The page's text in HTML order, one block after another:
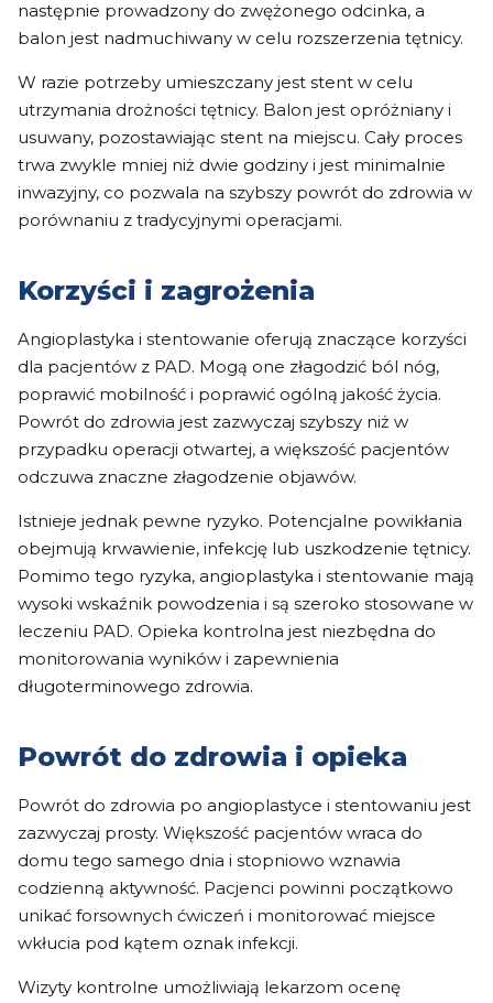
następnie prowadzony do zwężonego odcinka, a
balon jest nadmuchiwany w celu rozszerzenia tętnicy.
W razie potrzeby umieszczany jest stent w celu
utrzymania drożności tętnicy. Balon jest opróżniany i
usuwany, pozostawiając stent na miejscu. Cały proces
trwa zwykle mniej niż dwie godziny i jest minimalnie
inwazyjny, co pozwala na szybszy powrót do zdrowia w
porównaniu z tradycyjnymi operacjami.
Korzyści i zagrożenia
Angioplastyka i stentowanie oferują znaczące korzyści
dla pacjentów z PAD. Mogą one złagodzić ból nóg,
poprawić mobilność i poprawić ogólną jakość życia.
Powrót do zdrowia jest zazwyczaj szybszy niż w
przypadku operacji otwartej, a większość pacjentów
odczuwa znaczne złagodzenie objawów.
Istnieje jednak pewne ryzyko. Potencjalne powikłania
obejmują krwawienie, infekcję lub uszkodzenie tętnicy.
Pomimo tego ryzyka, angioplastyka i stentowanie mają
wysoki wskaźnik powodzenia i są szeroko stosowane w
leczeniu PAD. Opieka kontrolna jest niezbędna do
monitorowania wyników i zapewnienia
długoterminowego zdrowia.
Powrót do zdrowia i opieka
Powrót do zdrowia po angioplastyce i stentowaniu jest
zazwyczaj prosty. Większość pacjentów wraca do
domu tego samego dnia i stopniowo wznawia
codzienną aktywność. Pacjenci powinni początkowo
unikać forsownych ćwiczeń i monitorować miejsce
wkłucia pod kątem oznak infekcji.
Wizyty kontrolne umożliwiają lekarzom ocenę